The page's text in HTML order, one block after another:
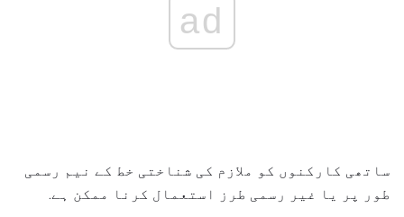
ad
ساتھی کارکنوں کو ملازم کی شناختی خط کے نیم رسمی
طور پر یا غیر رسمی طرز استعمال کرنا ممکن ہے.